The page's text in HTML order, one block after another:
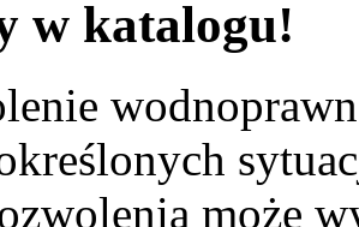
w katalogu!
może